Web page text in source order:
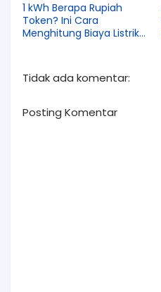
1 kWh Berapa Rupiah
Token? Ini Cara
Menghitung Biaya Listrik
Tidak ada komentar:
Posting Komentar